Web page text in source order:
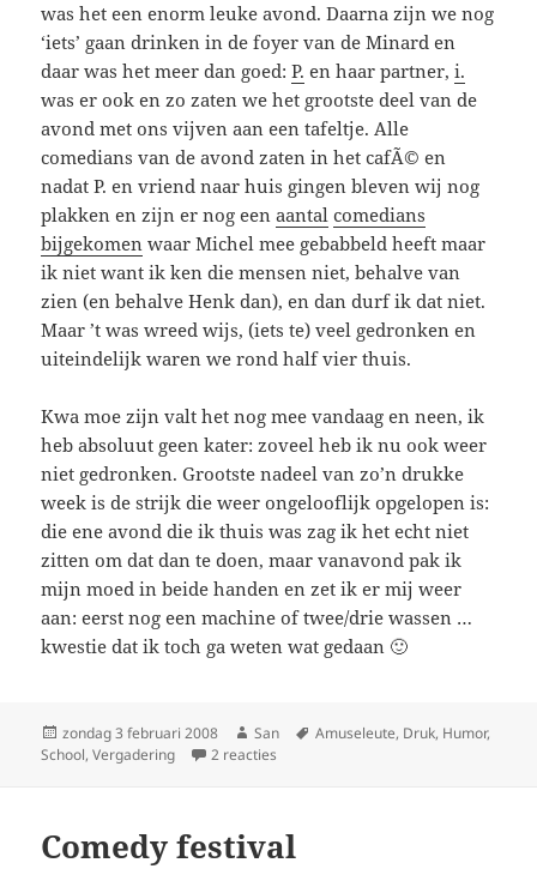
was het een enorm leuke avond. Daarna zijn we nog
‘iets’ gaan drinken in de foyer van de Minard en
daar was het meer dan goed:P. en haar partner,i.
was er ook en zo zaten we het grootste deel van de
avond met ons vijven aan een tafeltje. Alle
comedians van de avond zaten in het cafÃ© en
nadat P. en vriend naar huis gingen bleven wij nog
plakken en zijn er nog eenaantal comedians
bijgekomen waar Michel mee gebabbeld heeft maar
ik niet want ik ken die mensen niet, behalve van
zien (en behalve Henk dan), en dan durf ik dat niet.
Maar ’t was wreed wijs, (iets te) veel gedronken en
uiteindelijk waren we rond half vier thuis.
Kwa moe zijn valt het nog mee vandaag en neen, ik
heb absoluut geen kater: zoveel heb ik nu ook weer
niet gedronken. Grootste nadeel van zo’n drukke
week is de strijk die weer ongelooflijk opgelopen is:
die ene avond die ik thuis was zag ik het echt niet
zitten om dat dan te doen, maar vanavond pak ik
mijn moed in beide handen en zet ik er mij weer
aan: eerst nog een machine of twee/drie wassen …
kwestie dat ik toch ga weten wat gedaan 🙂
Geplaatst
op
zondag 3 februari 2008 Auteur
San Tags
Amuseleute, Druk, Humor,
School,Vergadering 2 reacties
Comedy festival